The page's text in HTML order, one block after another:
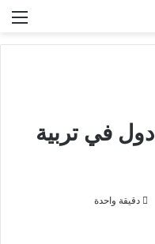
هولندا من أفضل 10 دول في تربية
دقيقة واحدة